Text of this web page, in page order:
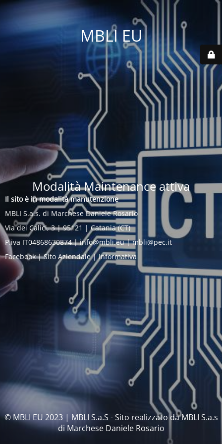
MBLI EU
Modalità Maintenance attiva
Il sito è in modalità manutenzione
MBLI S.a.s. di Marchese Daniele Rosario
Via dei Calici, 3 | 95121 | Catania (CT)
P.iva IT04868630874 | info@mbli.eu | mbli@pec.it
Facebook | Sito Aziendale | Informativa
© MBLI EU 2023 | MBLI S.a.S - Sito realizzato da MBLI S.a.s
di Marchese Daniele Rosario